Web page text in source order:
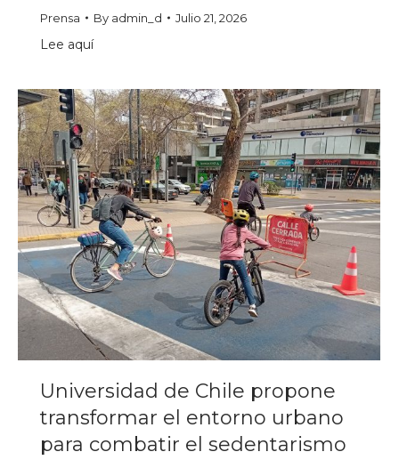
Prensa By admin_d Julio 21, 2026
Lee aquí
Universidad de Chile propone
transformar el entorno urbano
para combatir el sedentarismo